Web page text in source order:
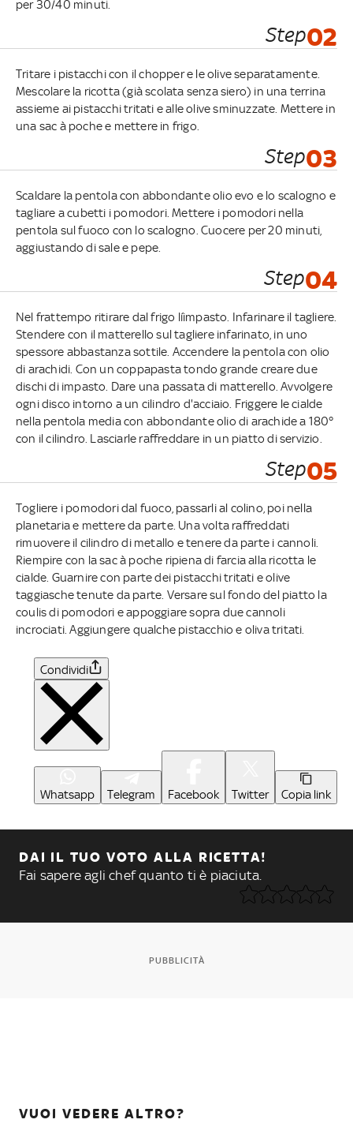
per 30/40 minuti.
Step02
Tritare i pistacchi con il chopper e le olive separatamente.
Mescolare la ricotta (già scolata senza siero) in una terrina
assieme ai pistacchi tritati e alle olive sminuzzate. Mettere in
una sac à poche e mettere in frigo.
Step03
Scaldare la pentola con abbondante olio evo e lo scalogno e
tagliare a cubetti i pomodori. Mettere i pomodori nella
pentola sul fuoco con lo scalogno. Cuocere per 20 minuti,
aggiustando di sale e pepe.
Step04
Nel frattempo ritirare dal frigo líimpasto. Infarinare il tagliere.
Stendere con il matterello sul tagliere infarinato, in uno
spessore abbastanza sottile. Accendere la pentola con olio
di arachidi. Con un coppapasta tondo grande creare due
dischi di impasto. Dare una passata di matterello. Avvolgere
ogni disco intorno a un cilindro d'acciaio. Friggere le cialde
nella pentola media con abbondante olio di arachide a 180°
con il cilindro. Lasciarle raffreddare in un piatto di servizio.
Step05
Togliere i pomodori dal fuoco, passarli al colino, poi nella
planetaria e mettere da parte. Una volta raffreddati
rimuovere il cilindro di metallo e tenere da parte i cannoli.
Riempire con la sac à poche ripiena di farcia alla ricotta le
cialde. Guarnire con parte dei pistacchi tritati e olive
taggiasche tenute da parte. Versare sul fondo del piatto la
coulis di pomodori e appoggiare sopra due cannoli
incrociati. Aggiungere qualche pistacchio e oliva tritati.
Condividi
Whatsapp Telegram Facebook Twitter Copia link
DAI IL TUO VOTO ALLA RICETTA!
Fai sapere agli chef quanto ti è piaciuta.
PUBBLICITÀ
VUOI VEDERE ALTRO?